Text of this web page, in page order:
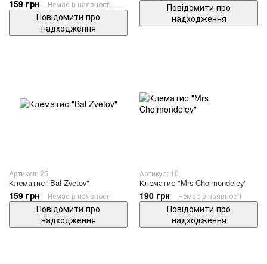
159 грн Немає в наявності
Повідомити про
надходження
Повідомити про
надходження
Артикул: 25
Клематис "Bal Zvetov"
159 грн Немає в наявності
Повідомити про
надходження
Артикул: 10
Клематис "Mrs Cholmondeley"
190 грн Немає в наявності
Повідомити про
надходження